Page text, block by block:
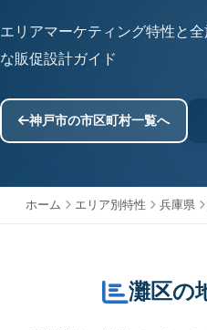
エリアマーケティング特性と
な販促設計ガイド
神戸市の市区町村一覧へ
ホーム エリア別特性 兵庫県
灘区の